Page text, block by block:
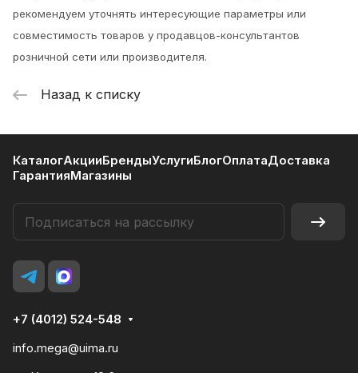
рекомендуем уточнять интересующие параметры или
совместимость товаров у продавцов-консультантов
розничной сети или производителя.
Назад к списку
КаталогАкцииБрендыУслугиБлогОплатаДоставка
ГарантияМагазины
+7 (4012) 524-548
info.mega@uima.ru